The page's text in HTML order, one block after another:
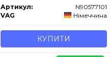
Артикул:
N90577101
VAG
Німеччина
КУПИТИ